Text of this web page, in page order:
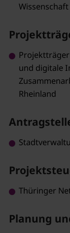
und digitale
Rheinland
Thüringer
Planung